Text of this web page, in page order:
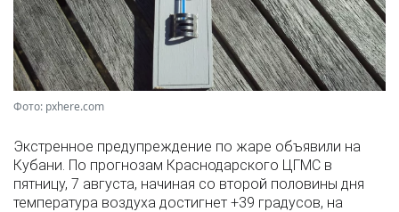
Фото: pxhere.com
Экстренное предупреждение по жаре объявили на
Кубани. По прогнозам Краснодарского ЦГМС в
пятницу, 7 августа, начиная со второй половины дня
температура воздуха достигнет +39 градусов, на